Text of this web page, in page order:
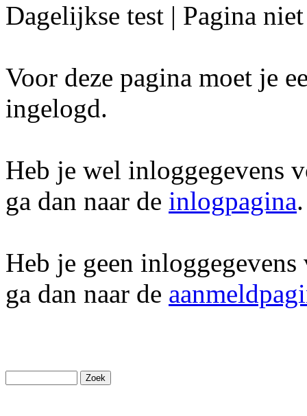
Dagelijkse test | Pagina
Voor deze pagina moet je
ingelogd.
Heb je wel inloggegevens
ga dan naar de inlogpagina.
Heb je geen
ga dan naar de